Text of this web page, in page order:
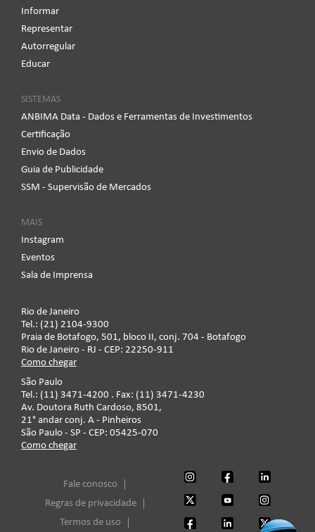
Informar
Representar
Autorregular
Educar
SISTEMAS
ANBIMA Data - Dados e Ferramentas de Investimentos
Certificação
Envio de Dados
Guia de Publicidade
SSM - Supervisão de Mercados
MAIS
Instagram
Eventos
Sala de Imprensa
Rio de Janeiro
Tel.: (21) 2104-9300
Praia de Botafogo, 501, bloco II, conj. 704 - Botafogo
Rio de Janeiro - RJ - CEP: 22250-911
Como chegar
São Paulo
Tel.: (11) 3471-4200 . Fax: (11) 3471-4230
Av. Doutora Ruth Cardoso, 8501,
21° andar conj. A - Pinheiros
São Paulo - SP - CEP: 05425-070
Como chegar
Fale conosco
Regras de privacidade
Termos de uso